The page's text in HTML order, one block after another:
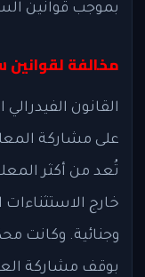
بموجب قوانين
مخالفة لقوانين
القانون
على مشاركة
تُعد من أكثر
خارج
وجنائية. وكانت
بوقف مشاركة